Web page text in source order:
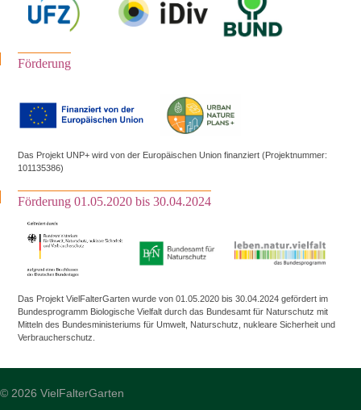
Förderung
Das Projekt UNP+ wird von der Europäischen Union finanziert (Projektnummer:
101135386)
Förderung 01.05.2020 bis 30.04.2024
Das Projekt VielFalterGarten wurde von 01.05.2020 bis 30.04.2024 gefördert im
Bundesprogramm Biologische Vielfalt durch das Bundesamt für Naturschutz mit
Mitteln des Bundesministeriums für Umwelt, Naturschutz, nukleare Sicherheit und
Verbraucherschutz.
© 2026 VielFalterGarten